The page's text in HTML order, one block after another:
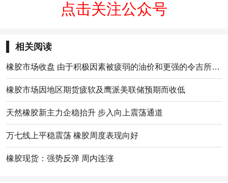
点击关注公众号
相关阅读
橡胶市场收盘 由于积极因素被疲弱的油价和更强的令吉所限制
橡胶市场因地区期货疲软及鹰派美联储预期而收低
天然橡胶新主力企稳抬升 步入向上震荡通道
万七线上平稳震荡 橡胶周度表现向好
橡胶现货：强势反弹 周内连涨